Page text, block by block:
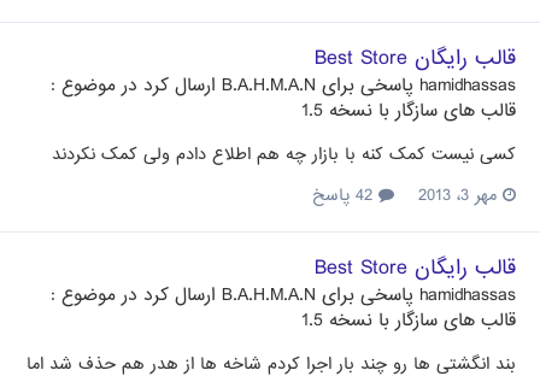
قالب رایگان Best Store
hamidhassas پاسخی برای B.A.H.M.A.N ارسال کرد در موضوع :
قالب های سازگار با نسخه 1.5
کسی نیست کمک کنه با بازار چه هم اطلاع دادم ولی کمک نکردند
مهر 3، 2013
قالب رایگان Best Store
hamidhassas پاسخی برای B.A.H.M.A.N ارسال کرد در موضوع :
قالب های سازگار با نسخه 1.5
بند انگشتی ها رو چند بار اجرا کردم شاخه ها از هدر هم حذف شد اما